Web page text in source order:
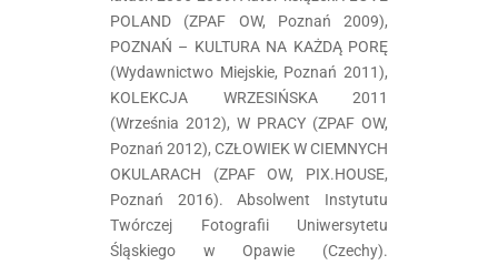
POLAND (ZPAF OW, Poznań 2009),
POZNAŃ – KULTURA NA KAŻDĄ PORĘ
(Wydawnictwo Miejskie, Poznań 2011),
KOLEKCJA WRZESIŃSKA 2011
(Września 2012), W PRACY (ZPAF OW,
Poznań 2012), CZŁOWIEK W CIEMNYCH
OKULARACH (ZPAF OW, PIX.HOUSE,
Poznań 2016). Absolwent Instytutu
Twórczej Fotografii Uniwersytetu
Śląskiego w Opawie (Czechy).